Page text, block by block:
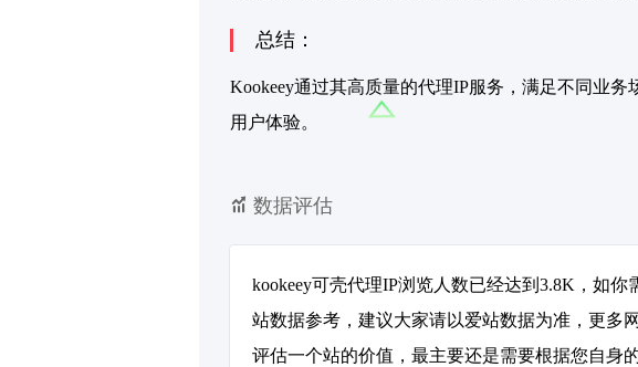
总结：
Kookeey通过其高质量的代理IP服务，满足不同业
用户体验。
数据评估
kookeey可壳代理IP浏览人数已经达到3.8K，如
站数据参考，建议大家请以爱站数据为准，更多
评估一个站的价值，最主要还是需要根据您自身